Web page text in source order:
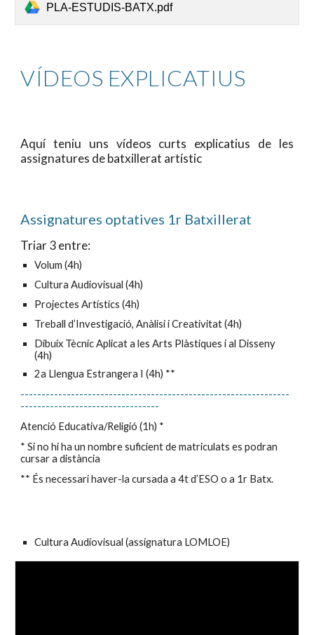
PLA-ESTUDIS-BATX.pdf
VÍDEOS EXPLICATIUS
Aquí teniu uns vídeos curts explicatius de les
assignatures de batxillerat artístic
Assignatures optatives 1r Batxillerat
Triar 3 entre:
Volum (4h)
Cultura Audiovisual (4h)
Projectes Artístics (4h)
Treball d’Investigació, Anàlisi i Creativitat(4h)
Dibuix Tècnic Aplicat a les Arts Plàstiques i al Disseny
(4h)
2a Llengua Estrangera I (4h) **
----------------------------------------------------------------
---------------------------------
Atenció Educativa/Religió (1h) *
* Si no hi ha un nombre suficient de matriculats es podran
cursar a distància
** És necessari haver-la cursada a 4t d’ESO o a 1r Batx.
Cultura Audiovisual (assignatura LOMLOE)